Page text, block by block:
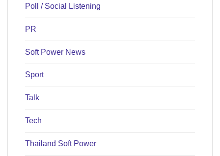
Poll / Social Listening
PR
Soft Power News
Sport
Talk
Tech
Thailand Soft Power